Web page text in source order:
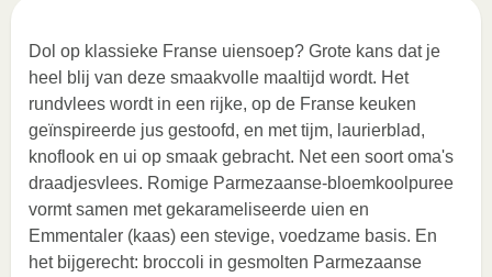
Dol op klassieke Franse uiensoep? Grote kans dat je
heel blij van deze smaakvolle maaltijd wordt. Het
rundvlees wordt in een rijke, op de Franse keuken
geïnspireerde jus gestoofd, en met tijm, laurierblad,
knoflook en ui op smaak gebracht. Net een soort oma's
draadjesvlees. Romige Parmezaanse-bloemkoolpuree
vormt samen met gekarameliseerde uien en
Emmentaler (kaas) een stevige, voedzame basis. En
het bijgerecht: broccoli in gesmolten Parmezaanse